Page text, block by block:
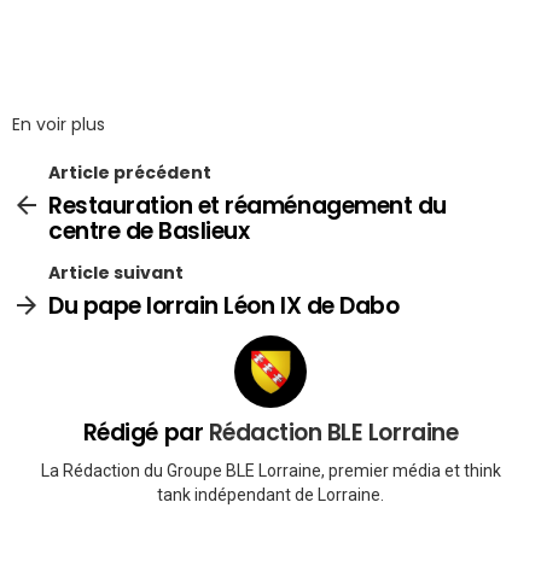
En voir plus
Article précédent
Restauration et réaménagement du
centre de Baslieux
Article suivant
Du pape lorrain Léon IX de Dabo
Rédigé par Rédaction BLE Lorraine
La Rédaction du Groupe BLE Lorraine, premier média et think
tank indépendant de Lorraine.